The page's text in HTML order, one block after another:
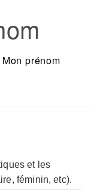
Mon prénom
et les
féminin, etc).